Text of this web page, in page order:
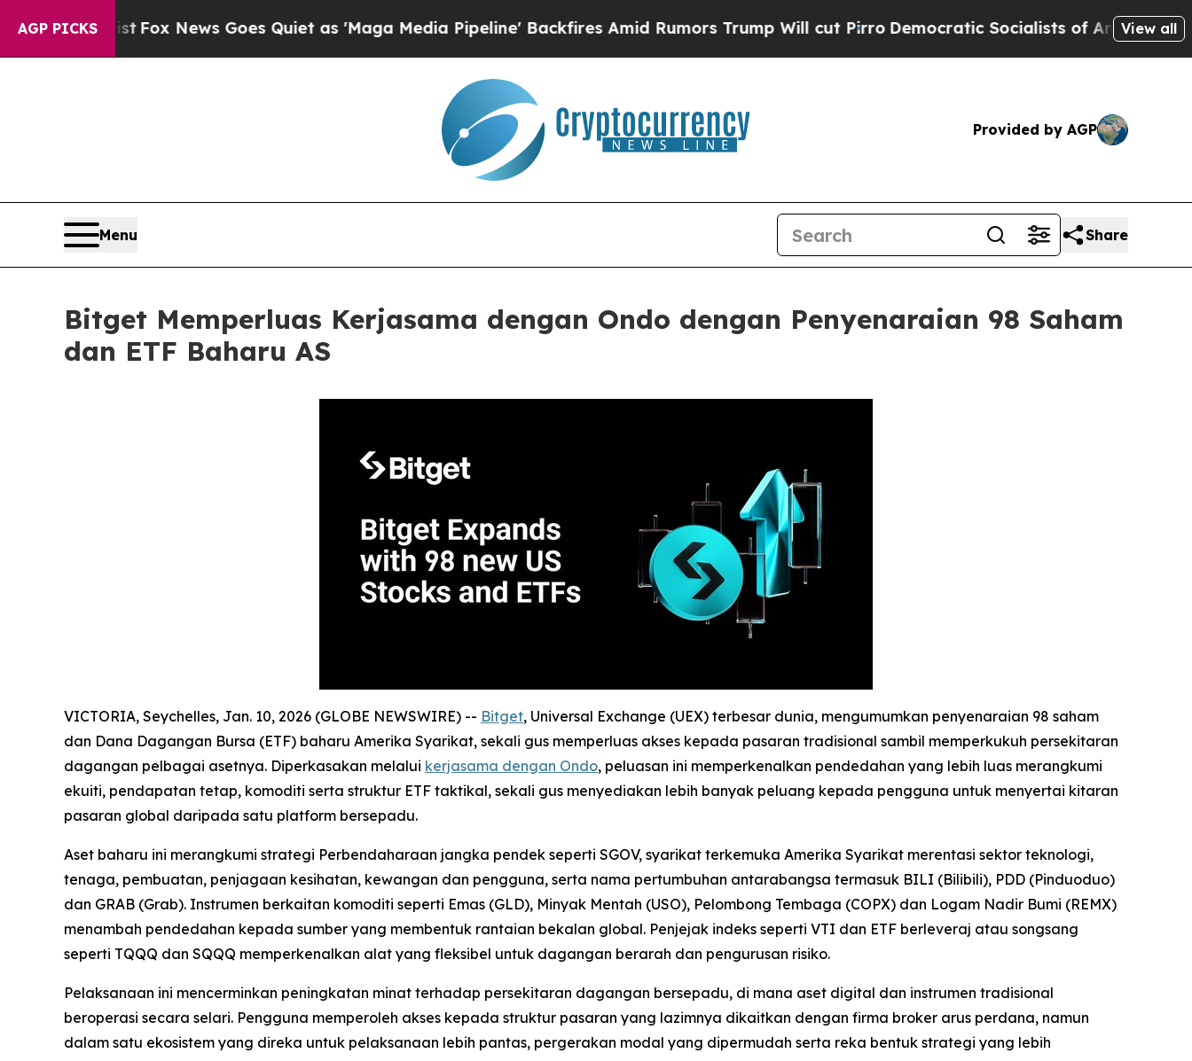
AGP PICKS
Fox News Goes Quiet as 'Maga Media Pipeline' Backfires Amid Rumors Trump Will cut PirroDemocratic Socialists of America ProposeView all
Provided by AGP
Menu Share
Bitget Memperluas Kerjasama dengan Ondo dengan Penyenaraian 98 Saham
dan ETF Baharu AS
VICTORIA, Seychelles, Jan. 10, 2026 (GLOBE NEWSWIRE) -- Bitget, Universal Exchange (UEX) terbesar dunia, mengumumkan penyenaraian 98 saham
dan Dana Dagangan Bursa (ETF) baharu Amerika Syarikat, sekali gus memperluas akses kepada pasaran tradisional sambil memperkukuh persekitaran
dagangan pelbagai asetnya. Diperkasakan melalui kerjasama dengan Ondo, peluasan ini memperkenalkan pendedahan yang lebih luas merangkumi
ekuiti, pendapatan tetap, komoditi serta struktur ETF taktikal, sekali gus menyediakan lebih banyak peluang kepada pengguna untuk menyertai kitaran
pasaran global daripada satu platform bersepadu.
Aset baharu ini merangkumi strategi Perbendaharaan jangka pendek seperti SGOV, syarikat terkemuka Amerika Syarikat merentasi sektor teknologi,
tenaga, pembuatan, penjagaan kesihatan, kewangan dan pengguna, serta nama pertumbuhan antarabangsa termasuk BILI (Bilibili), PDD (Pinduoduo)
dan GRAB (Grab). Instrumen berkaitan komoditi seperti Emas (GLD), Minyak Mentah (USO), Pelombong Tembaga (COPX) dan Logam Nadir Bumi (REMX)
menambah pendedahan kepada sumber yang membentuk rantaian bekalan global. Penjejak indeks seperti VTI dan ETF berleveraj atau songsang
seperti TQQQ dan SQQQ memperkenalkan alat yang fleksibel untuk dagangan berarah dan pengurusan risiko.
Pelaksanaan ini mencerminkan peningkatan minat terhadap persekitaran dagangan bersepadu, di mana aset digital dan instrumen tradisional
beroperasi secara selari. Pengguna memperoleh akses kepada struktur pasaran yang lazimnya dikaitkan dengan firma broker arus perdana, namun
dalam satu ekosistem yang direka untuk pelaksanaan lebih pantas, pergerakan modal yang dipermudah serta reka bentuk strategi yang lebih